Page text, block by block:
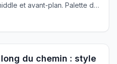
et avant-plan. Palette de
du chemin : style